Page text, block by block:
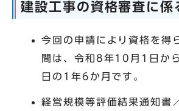
建設工事の資格審査に係
今回の申請により資格を得
間は、令和8年10月1日か
日の1年6か月です。
経営規模等評価結果通知書